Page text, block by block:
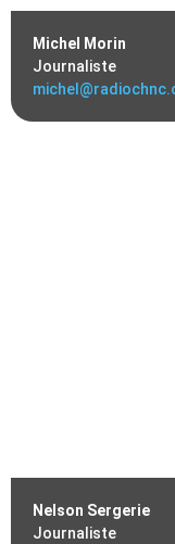
Michel Morin
Journaliste
Nelson Sergerie
Journaliste